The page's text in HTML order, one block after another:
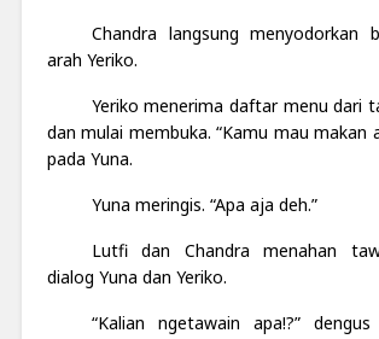
Chandra langsung menyodorkan
arah Yeriko.
Yeriko menerima daftar menu dari
dan mulai membuka. “Kamu mau makan
pada Yuna.
Yuna meringis. “Apa aja deh.”
Lutfi dan Chandra menahan
dialog Yuna dan Yeriko.
“Kalian ngetawain apa!?”